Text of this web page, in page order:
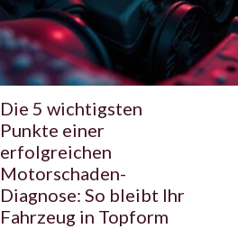
Die 5 wichtigsten
Punkte einer
erfolgreichen
Motorschaden-
Diagnose: So bleibt Ihr
Fahrzeug in Topform